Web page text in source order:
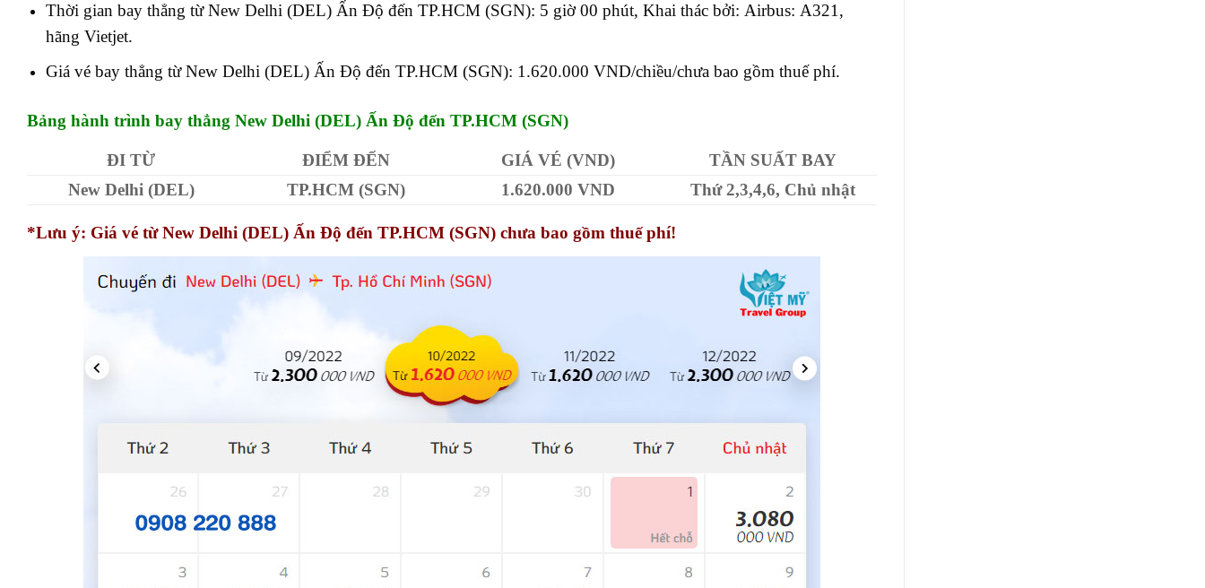
Thời gian bay thẳng từ New Delhi (DEL) Ấn Độ đến TP.HCM (SGN): 5 giờ 00 phút, Khai thác bởi: Airbus: A321,
hãng Vietjet.
Giá vé bay thẳng từ New Delhi (DEL) Ấn Độ đến TP.HCM (SGN): 1.620.000 VND/chiều/chưa bao gồm thuế phí.
Bảng hành trình bay thẳng New Delhi (DEL) Ấn Độ đến TP.HCM (SGN)
ĐI TỪ ĐIỂM ĐẾN GIÁ VÉ (VND)
TẦN SUẤT BAY
New Delhi (DEL)
TP.HCM (SGN) 1.620.000 VND Thứ 2,3,4,6, Chủ nhật
*Lưu ý: Giá vé từ New Delhi (DEL) Ấn Độ đến TP.HCM (SGN) chưa bao gồm thuế phí!